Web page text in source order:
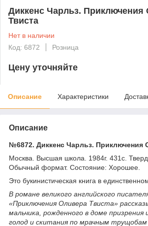
Диккенс Чарльз. Приключения
Твиста
Нет в наличии
Код: 6872
Розница
Цену уточняйте
Описание Характеристики
Описание
№6872. Диккенс Чарльз. Приключения
Москва. Высшая школа. 1984г. 431с.
Обычный формат. Состояние: Хорошее.
Это букинистическая книга в
В романе великого английского
«Приключения Оливера Твиста»
мальчика, рожденного в доме призрения
голод и скитания по мрачным трущобам